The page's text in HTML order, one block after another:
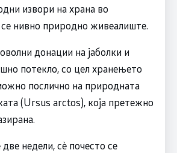
извори на храна во
се нивно природно живеалиште.
донации на јаболки и
потекло, со цел хранењето
послично на природната
(Ursus arctos), која претежно
недели, сè почесто се